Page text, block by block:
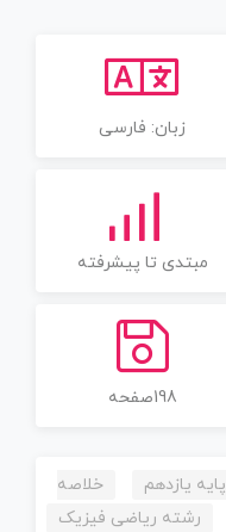
زبان: فارسی
مبتدی تا پیشرفته
198صفحه
پایه یازدهم
خلاصه
رشته ریاضی فیزیک